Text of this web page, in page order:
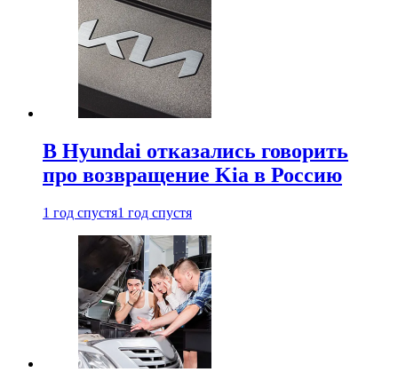
В Hyundai отказались говорить
про возвращение Kia в Россию
1 год спустя1 год спустя